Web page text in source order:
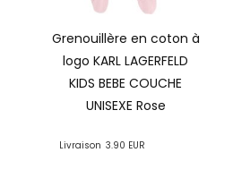
Grenouillère en coton à
logo KARL LAGERFELD
KIDS BEBE COUCHE
UNISEXE Rose
Livraison 3.90 EUR